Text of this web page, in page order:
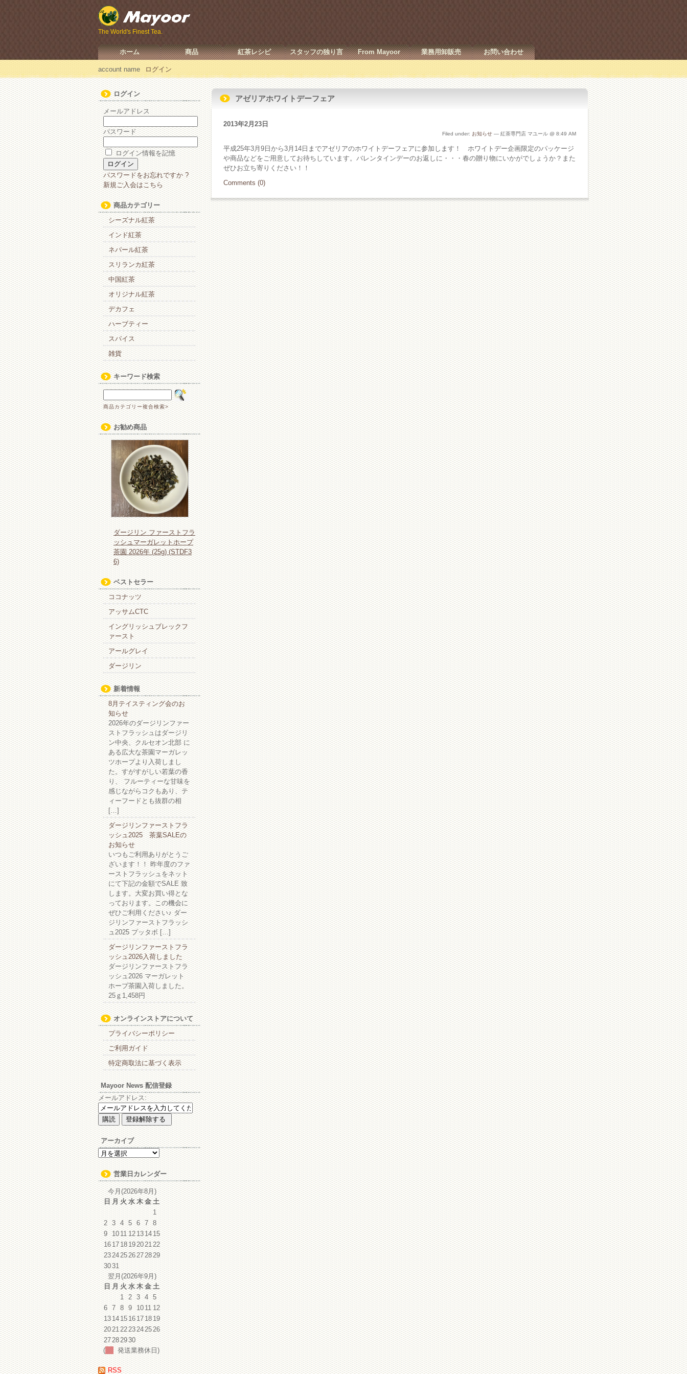
The World's Finest Tea.
ホーム 商品 紅茶レシピ スタッフの独り言 From Mayoor 業務用卸販売 お問い合わせ
account name ログイン
ログイン
メールアドレス
パスワード
ログイン情報を記憶
パスワードをお忘れですか ?
新規ご入会はこちら
商品カテゴリー
シーズナル紅茶
インド紅茶
ネパール紅茶
スリランカ紅茶
中国紅茶
オリジナル紅茶
デカフェ
ハーブティー
スパイス
雑貨
キーワード検索
商品カテゴリー複合検索>
お勧め商品
ダージリン ファーストフラ
ッシュマーガレットホープ
茶園 2026年 (25g) (STDF3
6)
ベストセラー
ココナッツ
アッサムCTC
イングリッシュブレックフ
ァースト
アールグレイ
ダージリン
新着情報
8月テイスティング会のお
知らせ
2026年のダージリンファー
ストフラッシュはダージリ
ン中央、クルセオン北部 に
ある広大な茶園マーガレッ
ツホープより入荷しまし
た。すがすがしい若葉の香
り、 フルーティーな甘味を
感じながらコクもあり、テ
ィーフードとも抜群の相
[…]
ダージリンファーストフラ
ッシュ2025 茶葉SALEの
お知らせ
いつもご利用ありがとうご
ざいます！！ 昨年度のファ
ーストフラッシュをネット
にて下記の金額でSALE 致
します。大変お買い得とな
っております。この機会に
ぜひご利用ください♪ ダー
ジリンファーストフラッシ
ュ2025 プッタボ […]
ダージリンファーストフラ
ッシュ2026入荷しました
ダージリンファーストフラ
ッシュ2026 マーガレット
ホープ茶園入荷しました。
25ｇ1,458円
オンラインストアについて
プライバシーポリシー
ご利用ガイド
特定商取法に基づく表示
Mayoor News 配信登録
メールアドレス:
アーカイブ
ア
ー
カ
イ
ブ
営業日カレンダー
今月(2026年8月)
日 月 火 水 木 金 土
1
2 3 4 5 6 7 8
9
10 11 12 13 14 15
16 17 18 19202122
23242526272829
3031
翌月(2026年9月)
日 月 火 水 木 金 土
1 2 3 4 5
6 7 8 9 10 11 12
13 14 15 16 17 18 19
20212223242526
27282930
(
発送業務休日)
RSS
アゼリアホワイトデーフェア
2013年2月23日
Filed under: お知らせ — 紅茶専門店 マユール @ 8:49 AM
平成25年3月9日から3月14日までアゼリアのホワイトデーフェアに参加します！ ホワイトデー企画限定のパッケージ
や商品などをご用意してお待ちしています。バレンタインデーのお返しに・・・春の贈り物にいかがでしょうか？また
ぜひお立ち寄りください！！
Comments (0)